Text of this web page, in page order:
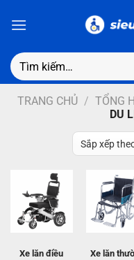
TRANG CHỦ / TỔNG
DU
Xe lăn điều
Xe lăn